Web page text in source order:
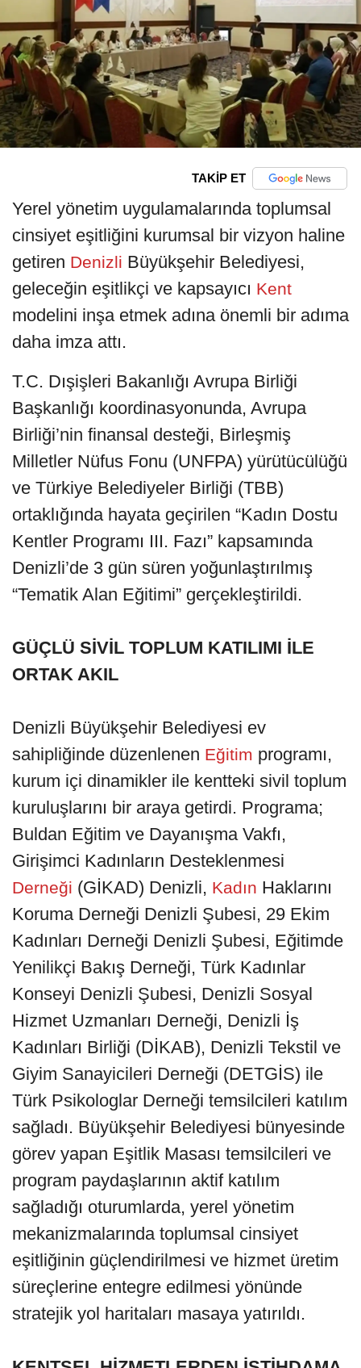
TAKİP ET
Yerel yönetim uygulamalarında toplumsal
cinsiyet eşitliğini kurumsal bir vizyon haline
getiren Denizli Büyükşehir Belediyesi,
geleceğin eşitlikçi ve kapsayıcı Kent
modelini inşa etmek adına önemli bir adıma
daha imza attı.
T.C. Dışişleri Bakanlığı Avrupa Birliği
Başkanlığı koordinasyonunda, Avrupa
Birliği’nin finansal desteği, Birleşmiş
Milletler Nüfus Fonu (UNFPA) yürütücülüğü
ve Türkiye Belediyeler Birliği (TBB)
ortaklığında hayata geçirilen “Kadın Dostu
Kentler Programı III. Fazı” kapsamında
Denizli’de 3 gün süren yoğunlaştırılmış
“Tematik Alan Eğitimi” gerçekleştirildi.
GÜÇLÜ SİVİL TOPLUM KATILIMI İLE
ORTAK AKIL
Denizli Büyükşehir Belediyesi ev
sahipliğinde düzenlenen Eğitim programı,
kurum içi dinamikler ile kentteki sivil toplum
kuruluşlarını bir araya getirdi. Programa;
Buldan Eğitim ve Dayanışma Vakfı,
Girişimci Kadınların Desteklenmesi
Derneği (GİKAD) Denizli, Kadın Haklarını
Koruma Derneği Denizli Şubesi, 29 Ekim
Kadınları Derneği Denizli Şubesi, Eğitimde
Yenilikçi Bakış Derneği, Türk Kadınlar
Konseyi Denizli Şubesi, Denizli Sosyal
Hizmet Uzmanları Derneği, Denizli İş
Kadınları Birliği (DİKAB), Denizli Tekstil ve
Giyim Sanayicileri Derneği (DETGİS) ile
Türk Psikologlar Derneği temsilcileri katılım
sağladı. Büyükşehir Belediyesi bünyesinde
görev yapan Eşitlik Masası temsilcileri ve
program paydaşlarının aktif katılım
sağladığı oturumlarda, yerel yönetim
mekanizmalarında toplumsal cinsiyet
eşitliğinin güçlendirilmesi ve hizmet üretim
süreçlerine entegre edilmesi yönünde
stratejik yol haritaları masaya yatırıldı.